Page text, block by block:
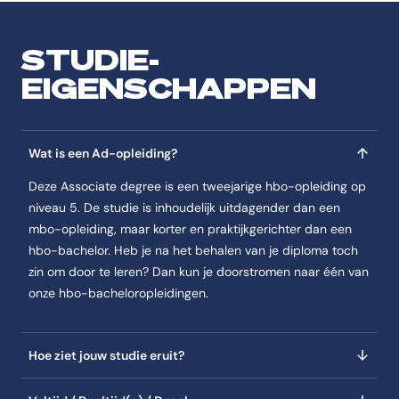
Semester 2
In jaar 2, semester 2 van de opleiding Sociaal werk AD deeltijd(+)
Je leert conflicten aanpakken, preventief werken en
De opleiding eindigt met een supervisietraject en een
Veelgestelde vragen
Wat is de studieduur van de opleiding Sociaal werk
De studieduur van de opleiding Sociaal werk AD deeltijd(+) is 2 jaar.
Waar wordt de opleiding Sociaal werk AD deeltijd(+)
De opleiding Sociaal werk AD deeltijd(+) wordt gegeven op de
STUDIE-
EIGENSCHAPPEN
Wat is een Ad-opleiding?
Deze Associate degree is een tweejarige hbo-opleiding op
niveau 5. De studie is inhoudelijk uitdagender dan een
mbo-opleiding, maar korter en praktijkgerichter dan een
hbo-bachelor. Heb je na het behalen van je diploma toch
zin om door te leren? Dan kun je doorstromen naar één van
onze hbo-bacheloropleidingen.
Hoe ziet jouw studie eruit?